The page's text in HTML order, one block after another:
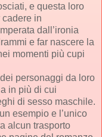
e questa loro
in
dall’ironia
e far nascere la
momenti più cupi
personaggi da loro
in più di cui
di sesso maschile.
esempio e l’unico
alcun trasporto